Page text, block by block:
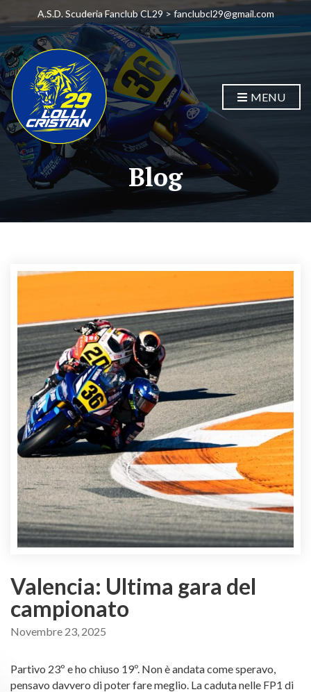
A.S.D. Scuderia Fanclub CL29 > fanclubcl29@gmail.com
MENU
Blog
Valencia: Ultima gara del
campionato
Novembre 23, 2025
Partivo 23º e ho chiuso 19º. Non è andata come speravo,
pensavo davvero di poter fare meglio. La caduta nelle FP1 di